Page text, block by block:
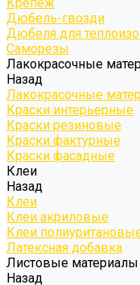
Дюбель-гвозди
Дюбеля для
Саморезы
Лакокрасочные
Назад
Лакокрасочные
Краски интерьерные
Краски резиновые
Краски фактурные
Краски фасадные
Клеи
Назад
Клеи
Клеи акриловые
Клеи
Латексная добавка
Листовые материалы
Назад